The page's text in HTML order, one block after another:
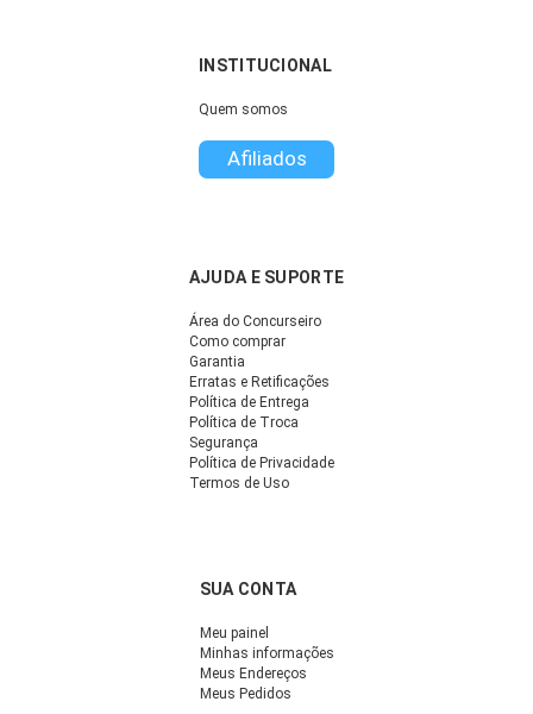
INSTITUCIONAL
Quem somos
Afiliados
AJUDA E SUPORTE
Área do Concurseiro
Como comprar
Garantia
Erratas e Retificações
Política de Entrega
Política de Troca
Segurança
Política de Privacidade
Termos de Uso
SUA CONTA
Meu painel
Minhas informações
Meus Endereços
Meus Pedidos